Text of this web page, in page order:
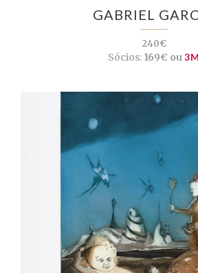
GABRIEL
240€
Sócios: 169€ ou3M